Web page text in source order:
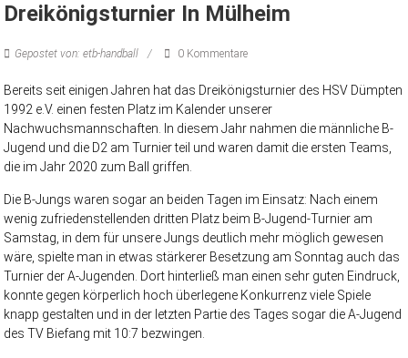
Dreikönigsturnier In Mülheim
Gepostet von: etb-handball 0 Kommentare
Bereits seit einigen Jahren hat das Dreikönigsturnier des HSV Dümpten
1992 e.V. einen festen Platz im Kalender unserer
Nachwuchsmannschaften. In diesem Jahr nahmen die männliche B-
Jugend und die D2 am Turnier teil und waren damit die ersten Teams,
die im Jahr 2020 zum Ball griffen.
Die B-Jungs waren sogar an beiden Tagen im Einsatz: Nach einem
wenig zufriedenstellenden dritten Platz beim B-Jugend-Turnier am
Samstag, in dem für unsere Jungs deutlich mehr möglich gewesen
wäre, spielte man in etwas stärkerer Besetzung am Sonntag auch das
Turnier der A-Jugenden. Dort hinterließ man einen sehr guten Eindruck,
konnte gegen körperlich hoch überlegene Konkurrenz viele Spiele
knapp gestalten und in der letzten Partie des Tages sogar die A-Jugend
des TV Biefang mit 10:7 bezwingen.